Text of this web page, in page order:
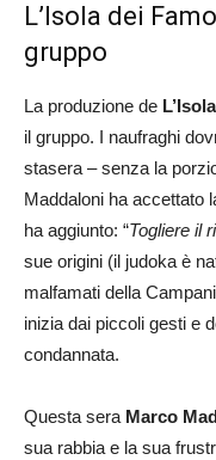
L’Isola dei
gruppo
La produzione de
il gruppo. I naufraghi
stasera – senza la
Maddaloni ha accettato
ha aggiunto: “Togliere il
sue origini (il judoka è
malfamati della
inizia dai piccoli gesti e
condannata.
Questa sera Marco
sua rabbia e la sua